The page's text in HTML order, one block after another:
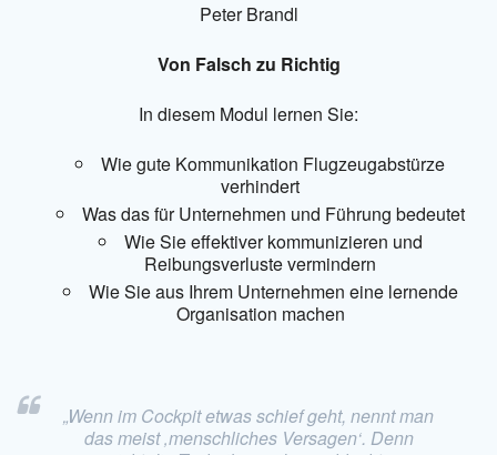
Peter Brandl
Von Falsch zu Richtig
In diesem Modul lernen Sie:
Wie gute Kommunikation Flugzeugabstürze
verhindert
Was das für Unternehmen und Führung bedeutet
Wie Sie effektiver kommunizieren und
Reibungsverluste vermindern
Wie Sie aus Ihrem Unternehmen eine lernende
Organisation machen
„Wenn im Cockpit etwas schief geht, nennt man
das meist ‚menschliches Versagen‘. Denn